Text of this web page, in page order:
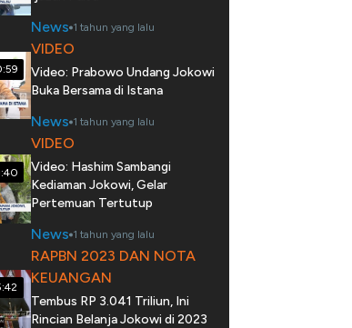
News 1 tahun yang lalu
VIDEO
Video: Prabowo Undang Jokowi
Buka Bersama di Istana
News 1 tahun yang lalu
VIDEO
Video: Hashim Sambangi
Kediaman Jokowi, Gelar
Pertemuan Tertutup
News 1 tahun yang lalu
RAPBN 2023 DAN NOTA
KEUANGAN
Tembus RP 3.041 Triliun, Ini
Rincian Belanja Jokowi di 2023